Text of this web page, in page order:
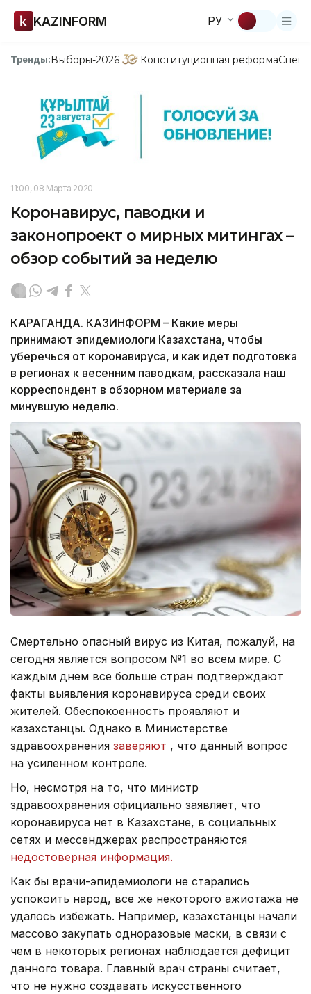
KAZINFORM РУ
Тренды:Выборы-2026 Конституционная реформа
11:00, 08 Марта 2020
Коронавирус, паводки и
законопроект о мирных митингах –
обзор событий за неделю
КАРАГАНДА. КАЗИНФОРМ – Какие меры
принимают эпидемиологи Казахстана, чтобы
уберечься от коронавируса, и как идет подготовка
в регионах к весенним паводкам, рассказала наш
корреспондент в обзорном материале за
минувшую неделю.
Смертельно опасный вирус из Китая, пожалуй, на
сегодня является вопросом №1 во всем мире. С
каждым днем все больше стран подтверждают
факты выявления коронавируса среди своих
жителей. Обеспокоенность проявляют и
казахстанцы. Однако в Министерстве
здравоохранения заверяют , что данный вопрос
на усиленном контроле.
Но, несмотря на то, что министр
здравоохранения официально заявляет, что
коронавируса нет в Казахстане, в социальных
сетях и мессенджерах распространяются
недостоверная информация.
Как бы врачи-эпидемиологи не старались
успокоить народ, все же некоторого ажиотажа не
удалось избежать. Например, казахстанцы начали
массово закупать одноразовые маски, в связи с
чем в некоторых регионах наблюдается дефицит
данного товара. Главный врач страны считает,
что не нужно создавать искусственного